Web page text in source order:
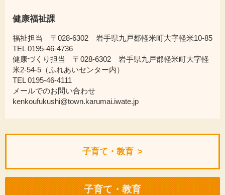
健康福祉課
福祉担当 〒028-6302 岩手県九戸郡軽米町大字軽米10-85
TEL 0195-46-4736
健康づくり担当 〒028-6302 岩手県九戸郡軽米町大字軽
米2-54-5（ふれあいセンター内）
TEL 0195-46-4111
メールでのお問い合わせ
kenkoufukushi@town.karumai.iwate.jp
子育て・教育
子育て・教育